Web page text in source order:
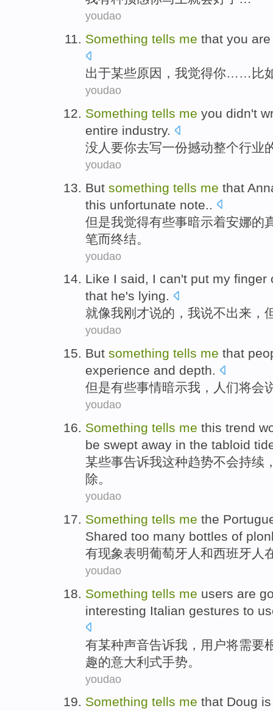
youdao
Something tells me that you are
出于某些原因 ， 我觉得你…… 比
youdao
Something tells me you didn't
entire industry.
没人要你去写一份撼动整个行业
youdao
But something tells me that
this unfortunate note..
但是我觉得有些事暗示着安娜的
笔而终结。
youdao
Like I said, I can't put my finger
that he's lying.
就像我刚才说的，我说不出来，
youdao
But something tells me that
experience and depth.
但是有些事情暗示我 ， 人们将会
youdao
Something tells me this trend
be swept away in the tabloid
某些事告诉我这种趋势不会持续
除。
youdao
Something tells me the
Shared too many bottles of
有现象表明葡萄牙 人和西班牙人
youdao
Something tells me users are
interesting Italian gestures to
有某种声音告诉我 ， 用户将需要
趣的意大利式手势 。
youdao
Something tells me that Doug